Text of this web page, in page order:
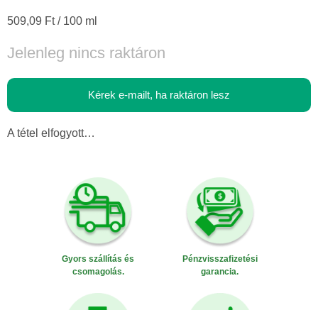
Egységár:
509,09 Ft / 100 ml
Jelenleg nincs raktáron
Kérek e-mailt, ha raktáron lesz
A tétel elfogyott…
Gyors szállítás és
csomagolás.
Pénzvisszafizetési
garancia.